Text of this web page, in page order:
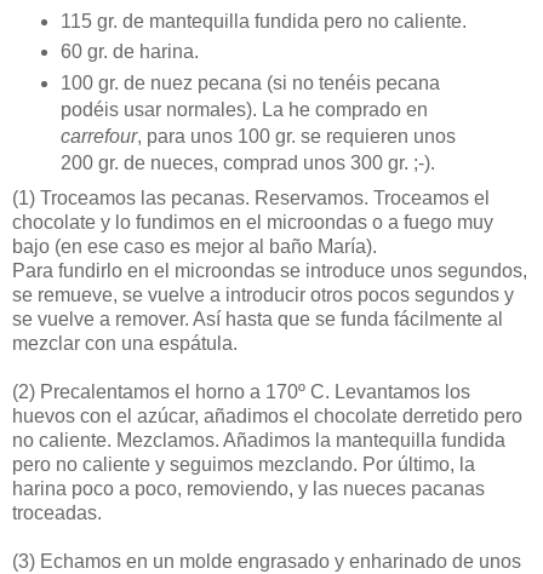
115 gr. de mantequilla fundida pero no caliente.
60 gr. de harina.
100 gr. de nuez pecana (si no tenéis pecana
podéis usar normales). La he comprado en
carrefour, para unos 100 gr. se requieren unos
200 gr. de nueces, comprad unos 300 gr. ;-).
(1) Troceamos las pecanas. Reservamos. Troceamos el
chocolate y lo fundimos en el microondas o a fuego muy
bajo (en ese caso es mejor al baño María).
Para fundirlo en el microondas se introduce unos segundos,
se remueve, se vuelve a introducir otros pocos segundos y
se vuelve a remover. Así hasta que se funda fácilmente al
mezclar con una espátula.
(2) Precalentamos el horno a 170º C. Levantamos los
huevos con el azúcar, añadimos el chocolate derretido pero
no caliente. Mezclamos. Añadimos la mantequilla fundida
pero no caliente y seguimos mezclando. Por último, la
harina poco a poco, removiendo, y las nueces pacanas
troceadas.
(3) Echamos en un molde engrasado y enharinado de unos